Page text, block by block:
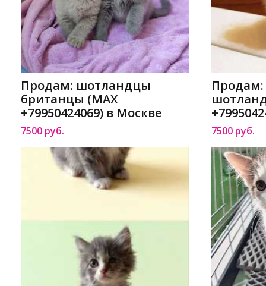
Продам: шотландцы
британцы (MAX
+79950424069) в Москве
7500 руб. 7500 руб.